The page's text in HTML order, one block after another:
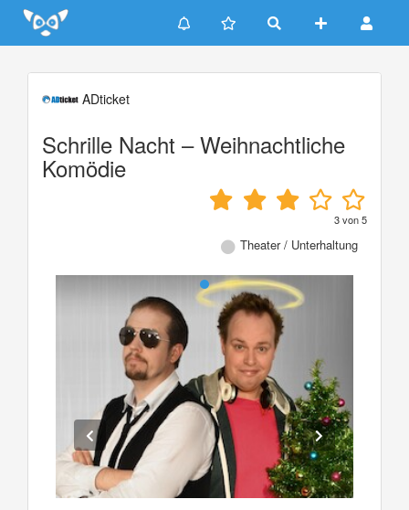
Update cookies preferences
ADticket
Schrille Nacht – Weihnachtliche
Komödie
3von5
Theater / Unterhaltung